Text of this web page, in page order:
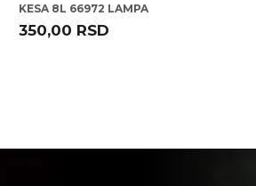
KESA 8L 66972 LAMPA
350,00 RSD